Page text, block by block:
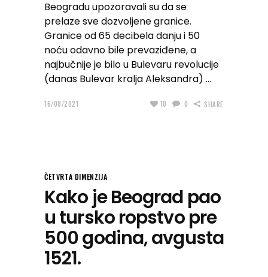
Beogradu upozoravali su da se
prelaze sve dozvoljene granice.
Granice od 65 decibela danju i 50
noću odavno bile prevaziđene, a
najbučnije je bilo u Bulevaru revolucije
(danas Bulevar kralja Aleksandra)
16/08/2021 10 0 SHARE
ČETVRTA DIMENZIJA
Kako je Beograd pao
u tursko ropstvo pre
500 godina, avgusta
1521.